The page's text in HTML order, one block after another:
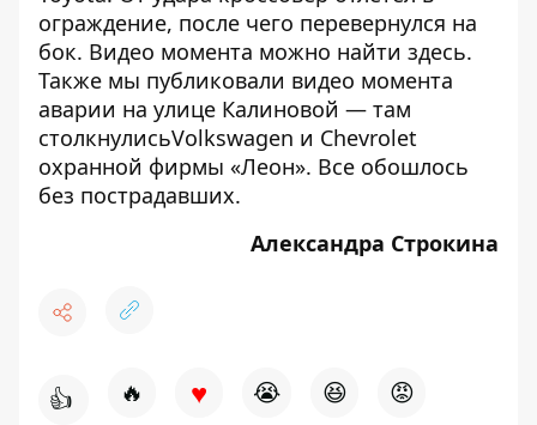
ограждение, после чего перевернулся на
бок. Видео момента можно найти здесь.
Также мы публиковали видео момента
аварии на улице Калиновой — там
столкнулисьVolkswagen и Chevrolet
охранной фирмы «Леон». Все обошлось
без пострадавших.
Александра Строкина
👍 🔥 ♥ 😭 😆 😡